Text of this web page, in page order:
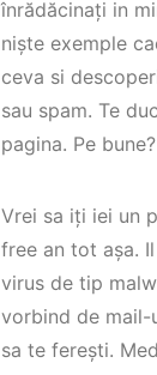
înrădăcinați in
niște exemple
ceva si
sau spam. Te
pagina. Pe
Vrei sa iți iei un
free an tot așa.
virus de tip
vorbind de mail-
sa te ferești.